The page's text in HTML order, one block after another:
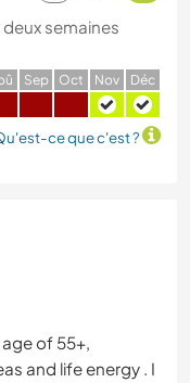
semaines
Sep Oct Nov Déc
ce que c'est ?
of 55+,
and life energy . I